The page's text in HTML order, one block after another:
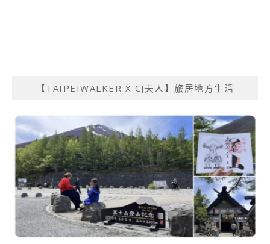
【TAIPEIWALKER X CJ夫人】旅居地方生活